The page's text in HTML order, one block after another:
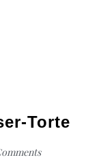
Torte